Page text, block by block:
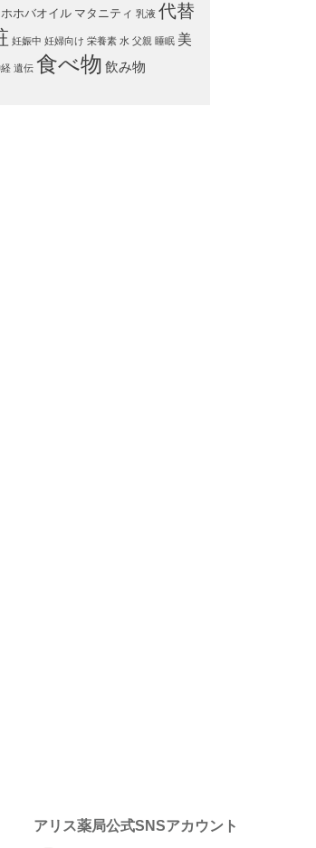
ホホバオイル マタニティ 乳液 代替
妊娠中 妊婦向け 栄養素 水 父親 睡眠 美
遺伝 食べ物 飲み物
アリス薬局公式SNSアカウント